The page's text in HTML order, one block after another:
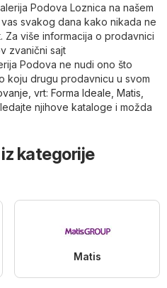
Podova Loznica na našem
svakog dana kako nikada ne
Za više informacija o prodavnici
zvanični sajt
Podova ne nudi ono što
koju drugu prodavnicu u svom
vrt: Forma Ideale Matis
njihove kataloge i možda
kategorije
Matis